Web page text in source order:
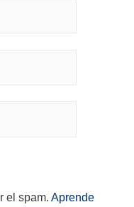
el spam. Aprende